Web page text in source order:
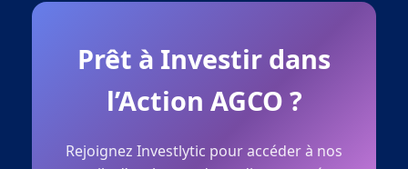
Prêt à Investir dans
l’Action AGCO ?
Rejoignez Investlytic pour accéder à nos